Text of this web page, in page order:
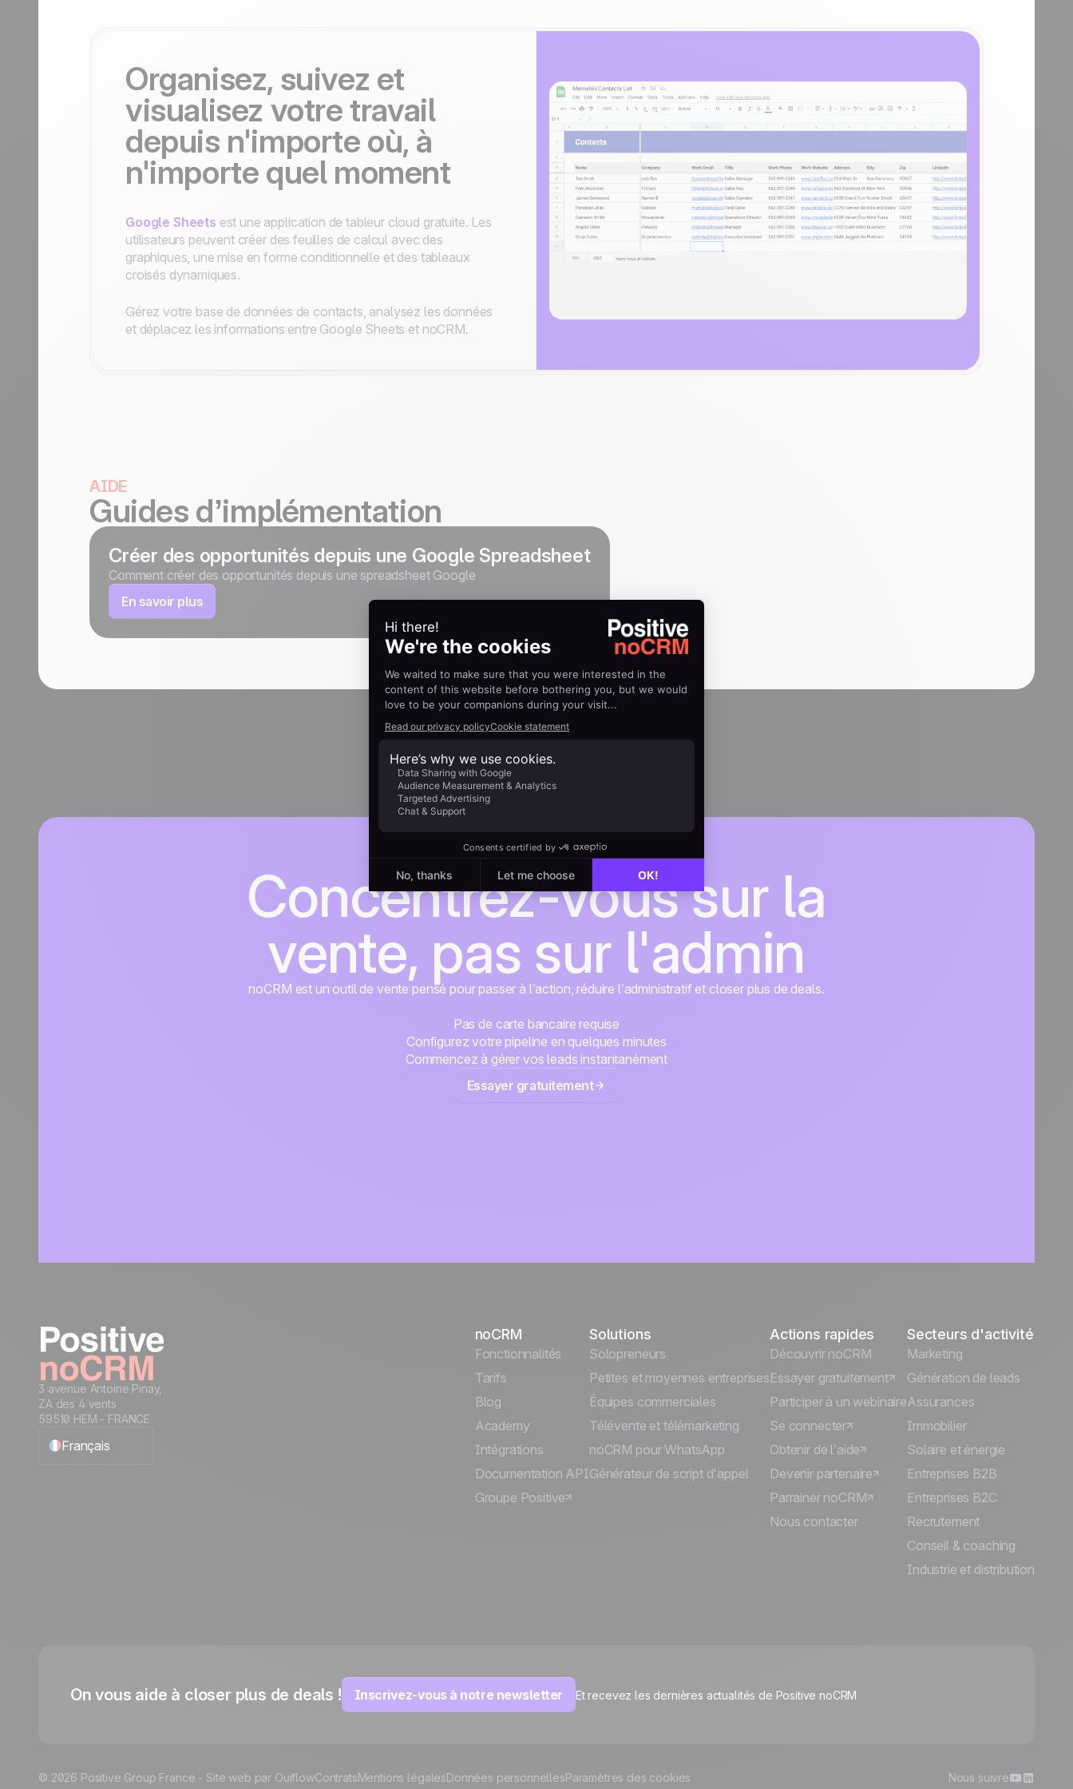
Organisez, suivez et
visualisez votre travail
depuis n'importe où, à
n'importe quel moment
Google Sheets est une application de tableur cloud gratuite. Les
utilisateurs peuvent créer des feuilles de calcul avec des
graphiques, une mise en forme conditionnelle et des tableaux
croisés dynamiques.
Gérez votre base de données de contacts, analysez les données
et déplacez les informations entre Google Sheets et noCRM.
AIDE
Guides d’implémentation
Créer des opportunités depuis une Google Spreadsheet
Comment créer des opportunités depuis une spreadsheet Google
En savoir plus
Concentrez-vous sur la
vente, pas sur l'admin
noCRM est un outil de vente pensé pour passer à l’action, réduire l’administratif et closer plus de deals.
Pas de carte bancaire requise
Configurez votre pipeline en quelques minutes
Commencez à gérer vos leads instantanément
Essayer gratuitement
3 avenue Antoine Pinay,
ZA des 4 vents
59510 HEM - FRANCE
Français
noCRM
Fonctionnalités
Tarifs
Blog
Academy
Intégrations
Documentation API
Groupe Positive
Solutions
Solopreneurs
Petites et moyennes entreprises
Équipes commerciales
Télévente et télémarketing
noCRM pour WhatsApp
Générateur de script d'appel
Actions rapides
Découvrir noCRM
Essayer gratuitement
Participer à un webinaire
Se connecter
Obtenir de l’aide
Devenir partenaire
Parrainer noCRM
Nous contacter
Secteurs d'activité
Marketing
Génération de leads
Assurances
Immobilier
Solaire et énergie
Entreprises B2B
Entreprises B2C
Recrutement
Conseil & coaching
Industrie et distribution
On vous aide à closer plus de deals ! Inscrivez-vous à notre newsletter Et recevez les dernières actualités de Positive noCRM
© 2026 Positive Group France - Site web par OuiflowContratsMentions légalesDonnées personnellesParamètres des cookies Nous suivre